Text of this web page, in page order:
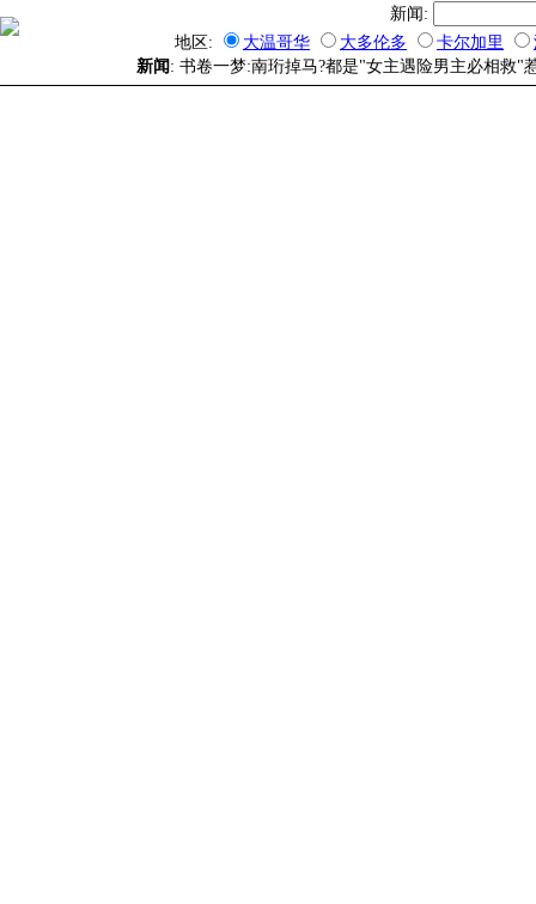
新闻:
地区:
大温哥华 大多伦多 卡尔加里
新闻 : 书卷一梦:南珩掉马?都是"女主遇险男主必相救"